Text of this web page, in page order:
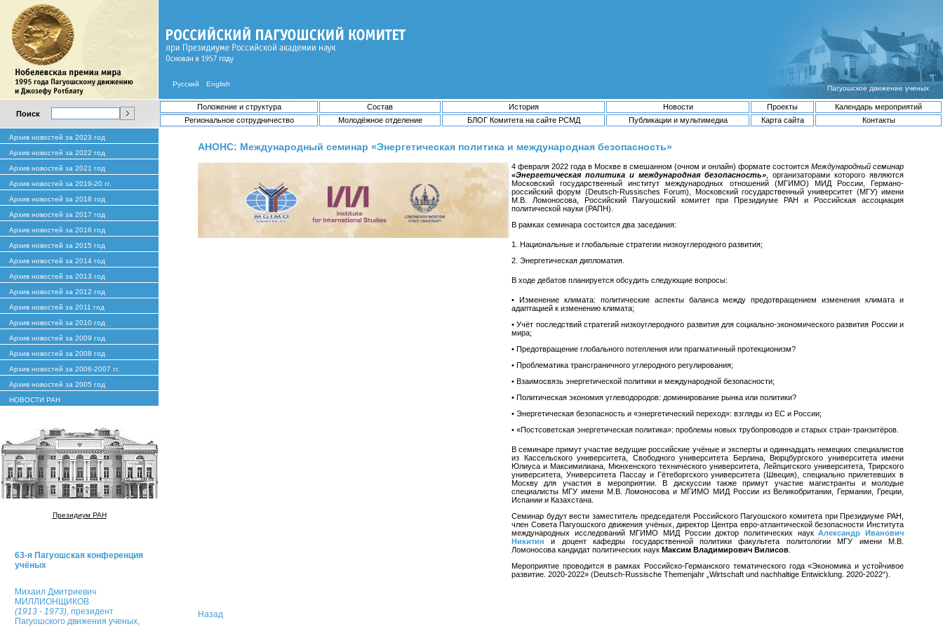
Пагуошское движение ученых
Русский English
Поиск
Положение и структура Состав История Новости Проекты
Календарь мероприятий
Региональное сотрудничество
Молодёжное отделение БЛОГ Комитета на сайте РСМД Публикации и мультимедиа Карта сайта Контакты
Архив новостей за 2023 год
Архив новостей за 2022 год
Архив новостей за 2021 год
Архив новостей за 2019-20 гг.
Архив новостей за 2018 год
Архив новостей за 2017 год
Архив новостей за 2016 год
Архив новостей за 2015 год
Архив новостей за 2014 год
Архив новостей за 2013 год
Архив новостей за 2012 год
Архив новостей за 2011 год
Архив новостей за 2010 год
Архив новостей за 2009 год
Архив новостей за 2008 год
Архив новостей за 2006-2007 гг.
Архив новостей за 2005 год
НОВОСТИ РАН
Президиум РАН
63-я Пагуошская конференция
учёных
Михаил Дмитриевич
МИЛЛИОНЩИКОВ
(1913 - 1973), президент
Пагуошского движения ученых,
АНОНС: Международный семинар «Энергетическая политика и международная безопасность»
4 февраля 2022 года в Москве в смешанном (очном и онлайн) формате состоится Международный семинар
«Энергетическая политика и международная безопасность» , организаторами которого являются
Московский государственный институт международных отношений (МГИМО) МИД России, Германо-
российский форум (Deutsch-Russisches Forum), Московский государственный университет (МГУ) имени
М.В. Ломоносова, Российский Пагуошский комитет при Президиуме РАН и Российская ассоциация
политической науки (РАПН).
В рамках семинара состоится два заседания:
1. Национальные и глобальные стратегии низкоуглеродного развития;
2. Энергетическая дипломатия.
В ходе дебатов планируется обсудить следующие вопросы:
• Изменение климата: политические аспекты баланса между предотвращением изменения климата и
адаптацией к изменению климата;
• Учёт последствий стратегий низкоуглеродного развития для социально-экономического развития России и
мира;
• Предотвращение глобального потепления или прагматичный протекционизм?
• Проблематика трансграничного углеродного регулирования;
• Взаимосвязь энергетической политики и международной безопасности;
• Политическая экономия углеводородов: доминирование рынка или политики?
• Энергетическая безопасность и «энергетический переход»: взгляды из ЕС и России;
• «Постсоветская энергетическая политика»: проблемы новых трубопроводов и старых стран-транзитёров.
В семинаре примут участие ведущие российские учёные и эксперты и одиннадцать немецких специалистов
из Кассельского университета, Свободного университета Берлина, Вюрцбургского университета имени
Юлиуса и Максимилиана, Мюнхенского технического университета, Лейпцигского университета, Трирского
университета, Университета Пассау и Гётеборгского университета (Швеция), специально прилетевших в
Москву для участия в мероприятии. В дискуссии также примут участие магистранты и молодые
специалисты МГУ имени М.В. Ломоносова и МГИМО МИД России из Великобритании, Германии, Греции,
Испании и Казахстана.
Семинар будут вести заместитель председателя Российского Пагуошского комитета при Президиуме РАН,
член Совета Пагуошского движения учёных, директор Центра евро-атлантической безопасности Института
международных исследований МГИМО МИД России доктор политических наукАлександр Иванович
Никитин
и доцент кафедры государственной политики факультета политологии МГУ имени М.В.
Ломоносова кандидат политических наук Максим Владимирович Вилисов
Мероприятие проводится в рамках Российско-Германского тематического года «Экономика и устойчивое
развитие. 2020-2022» (Deutsch-Russische Themenjahr „Wirtschaft und nachhaltige Entwicklung. 2020-2022“).
Назад